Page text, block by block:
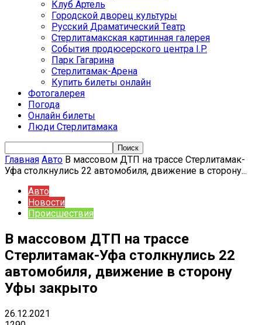
Клуб Артель
Городской дворец культуры
Русский Драматический Театр
Стерлитамакская картинная галерея
События продюсерского центра I.P.
Парк Гагарина
Стерлитамак-Арена
Купить билеты онлайн
Фотогалерея
Погода
Онлайн билеты
Люди Стерлитамака
Главная Авто В массовом ДТП на трассе Стерлитамак-
Уфа столкнулись 22 автомобиля, движение в сторону...
Авто
Новости
Происшествия
В массовом ДТП на трассе
Стерлитамак-Уфа столкнулись 22
автомобиля, движение в сторону
Уфы закрыто
26.12.2021